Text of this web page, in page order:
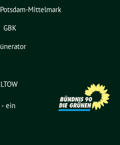
Mittelmark
GBK
‐ ein